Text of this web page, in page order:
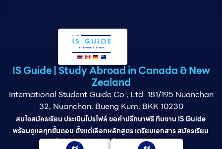
IS Guide | Study Abroad in Canada & New
Zealand
International Student Guide Co., Ltd. 181/195 Nuanchan
32, Nuanchan, Bueng Kum, BKK 10230
สนใจสมัครเรียน ประเมินโปรไฟล์ ขอคำปรึกษาฟรี ทีมงาน IS Guide
พร้อมดูแลทุกขั้นตอน ตั้งแต่เลือกหลักสูตร เตรียมเอกสาร สมัครเรียน
ยื่นวีซ่า และดูแลต่อเนื่องจนจบการศึกษา